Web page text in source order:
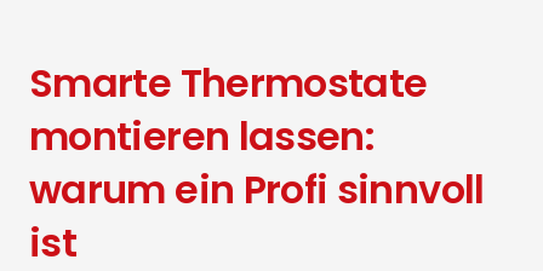
Smarte Thermostate
montieren lassen:
warum ein Profi sinnvoll
ist